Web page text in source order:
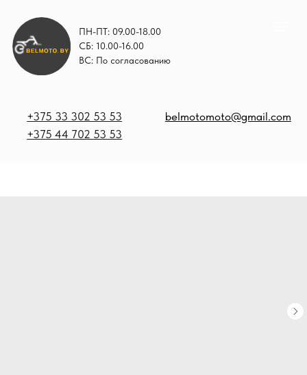
ПН-ПТ: 09.00-18.00
СБ: 10.00-16.00
ВС: По согласованию